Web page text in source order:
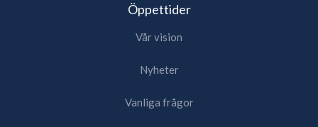
Öppettider
Vår vision
Nyheter
Vanliga frågor